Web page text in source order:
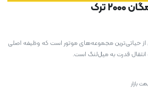
ترک
حیاتی‌ترین مجموعه‌های موتور است که وظیفه اصلی
انتقال قدرت به میل‌لنگ است.
بازار